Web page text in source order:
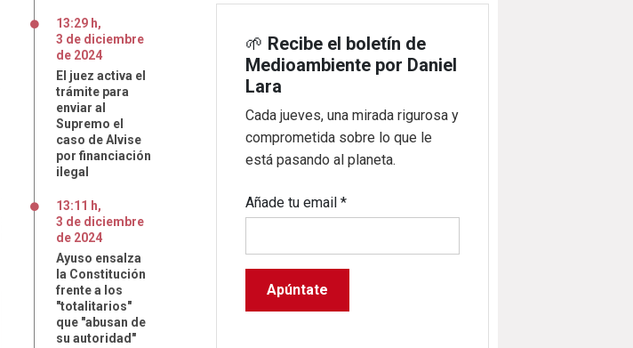
13:29 h,
3 de diciembre
de 2024
El juez activa el
trámite para
enviar al
Supremo el
caso de Alvise
por financiación
ilegal
13:11 h,
3 de diciembre
de 2024
Ayuso ensalza
la Constitución
frente a los
"totalitarios"
que "abusan de
su autoridad"
🌱 Recibe el boletín de
Medioambiente por Daniel
Lara
Cada jueves, una mirada rigurosa y
comprometida sobre lo que le
está pasando al planeta.
Añade tu email*